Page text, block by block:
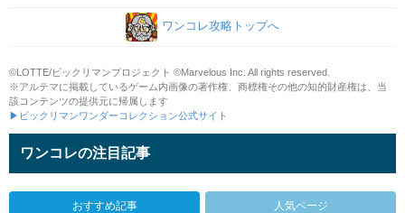
ワンコレ攻略トップへ
©LOTTE/ビックリマンプロジェクト ©Marvelous Inc. All rights reserved.
※アルテマに掲載しているゲーム内画像の著作権、商標権その他の知的財産権は、当
該コンテンツの提供元に帰属します
▶ビックリマンワンダーコレクション公式サイト
ワンコレの注目記事
おすすめ記事 人気ページ